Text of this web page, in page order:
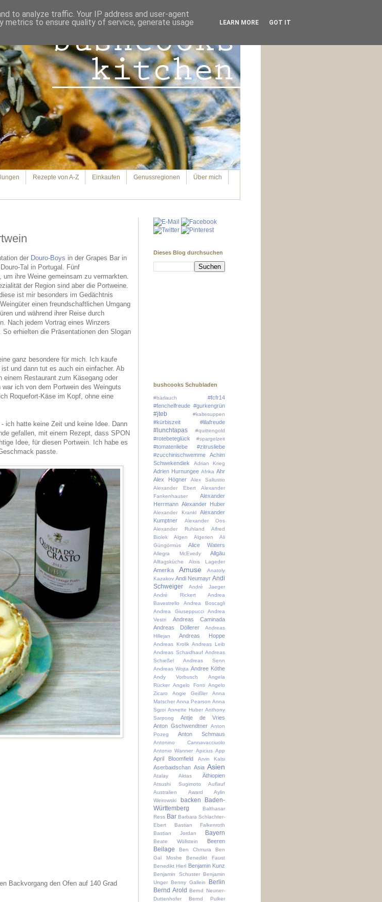
Rezepte von A-Z Einkaufen Genussregionen Über mich
der Douro-Boys in der Grapes Bar in
Tal in Portugal. Fünf
ihre Weine gemeinsam zu vermarkten.
der Region sind aber die Portweine.
ist mir besonders im Gedächtnis
einen freundschaftlichen Umgang
und während ihrer Reise durch
Nach jedem Vortrag eines Winzers
erhielten die Präsentationen den Slogan
ganz besondere für mich. Ich kaufe
und dann tut es auch ein einfacher. Ab
Restaurant zum Käsegang oder
ich von dem Portwein des Weinguts
Roquefort-Käse im Kopf, ohne eine
ich hatte keine Zeit und keine Idee. Dann
gefallen, mit einem Rezept, dass SPON
Idee, für diesen Portwein. Ich habe es
passte.
Backvorgang den Ofen auf 140 Grad
Dieses Blog durchsuchen
bushcooks Schubladen
#bärlauch
#fcfr14
#fenchelfreude #gurkengrün
#jteb #kaltesuppen
#kürbiszeit #lilafreude
#lunchtapas #quittengold
#rotebeteglück #spargelzeit
#tomatenliebe
#zitrusliebe
#zucchinischwemme
Achim
Schwekendiek
Adrian Krieg
Adrien Hurnungee Afrika Ahr
Alex Högner
Alex Sallustio
Alexander Ebert
Alexander
Fankenhauser
Alexander
Herrmann Alexander Huber
Alexander Krankl
Alexander
Kumptner
Alexander Oos
Alexander Ruhland
Alfred
Biolek
Algen Algerien
Ali
Güngörmüs
Alice Waters
Allegra McEvedy Allgäu
Alltagsküche Alois Lageder
Amerika Amuse
Anatoly
Kazakov Andi Neumayr Andi
Schweiger
André Jaeger
André Rickert
Andrea
Bavestrello
Andrea Boscagli
Andrea Giuseppucci
Andrea
Vestri
Andreas Caminada
Andreas Döllerer
Andreas
Hillejan
Andreas Hoppe
Andreas Krolik Andreas Leib
Andreas Schaidhauf Andreas
Schießel
Andreas Senn
Andreas Wojta Andree Köthe
Andy Vorbusch
Angela
Rücker Angelo Fonti Angelo
Zicaro
Angie Geißler
Anna
Matscher Anna Pearson Anna
Sgroi Annette Huber Anthony
Sarpong
Antje de Vries
Anton Gschwendtner Anton
Pozeg
Anton Schmaus
Antonino Cannavacciuolo
Antonio Wanner Apicius App
April Bloomfield Arvin Kalsi
Aserbaidschan Asia Asien
Atalay Aktas Äthiopien
Atsushi Sugimoto
Auflauf
Australien
Award
Aylin
Weirowski
backen
Baden-
Württemberg
Balthasar
Ress Bar Barbara Schlachter-
Ebert
Bastian Falkenroth
Bastian Jordan
Bayern
Beate Wöllstein Beeren
Beilage Ben Chmura
Ben
Gal Moshe
Benedikt Faust
Benedikt Hierl Benjamin Kunz
Benjamin Schuster
Benjamin
Unger
Benny Gallein
Berlin
Bernd Arold Bernd Neuner-
Duttenhofer
Bernd Pulker
to analyze traffic. Your IP address and user-agent
metrics to ensure quality of service, generate usage
LEARN MORE GOT IT